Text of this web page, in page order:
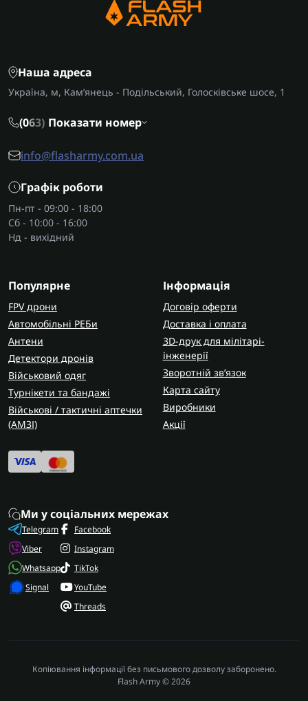
Наша адреса
Україна, м, Кам’янець - Подільський, Голосківське шосе, 1
(063) Показати номер
info@flasharmy.com.ua
Графік роботи
Пн-пт - 09:00 - 18:00
Сб - 10:00 - 16:00
Нд - вихідний
Популярне
FPV дрони
Автомобільні РЕБи
Антени
Детектори дронів
Військовий одяг
Турнікети та бандажі
Військові / тактичні аптечки
(AMЗІ)
Інформація
Договір оферти
Доставка і оплата
3D-друк для мілітарі-
інженерії
Зворотній зв’язок
Карта сайту
Виробники
Акції
Ми у соціальних мережах
Telegram
Viber
Whatsapp
Signal
Facebook
Instagram
TikTok
YouTube
Threads
Копіювання інформації без письмового дозволу заборонено.
Flash Army © 2026